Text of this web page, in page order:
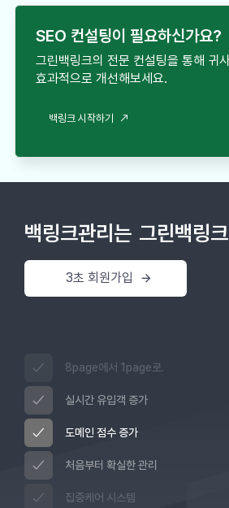
SEO 컨설팅이 필요하신가요?
그린백링크의 전문 컨설팅을 통해 귀
효과적으로 개선해보세요.
백링크 시작하기
백링크관리는 그린백링크
3초 회원가입
8page에서 1page로.
실시간 유입객 증가
도메인 점수 증가
처음부터 확실한 관리
집중케어 시스템